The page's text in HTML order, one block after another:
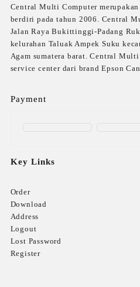
Central Multi Computer
berdiri pada tahun 2006. Central
Jalan Raya Bukittinggi-Padang
kelurahan Taluak Ampek Suku
Agam sumatera barat. Central
service center dari brand Epson
Payment
Key Links
Order
Download
Address
Logout
Lost Password
Register